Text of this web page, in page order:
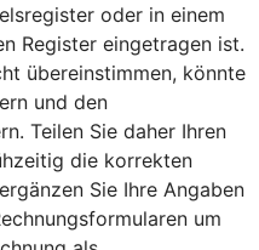
oder in einem
Register eingetragen ist.
übereinstimmen, könnte
und den
Teilen Sie daher Ihren
die korrekten
Sie Ihre Angaben
um